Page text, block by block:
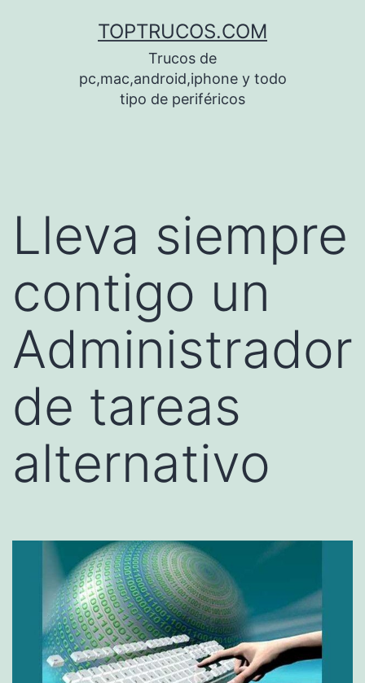
TOPTRUCOS.COM
Trucos de
pc,mac,android,iphone y todo
tipo de periféricos
Lleva siempre
contigo un
Administrador
de tareas
alternativo